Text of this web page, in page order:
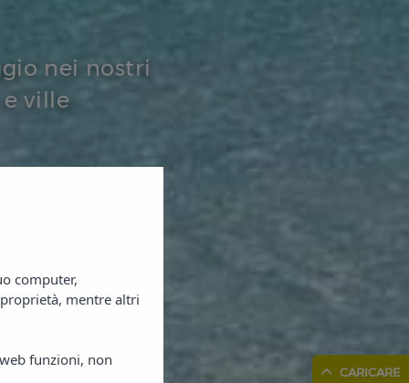
nei nostri
ville
CARICARE
computer,
mentre altri
funzioni, non